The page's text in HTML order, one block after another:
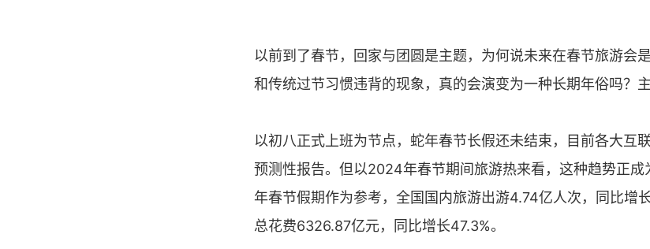
以前到了春节，回家与团圆是主题，为何说未来在春节旅游会
和传统过节习惯违背的现象，真的会演变为一种长期年俗吗？
以初八正式上班为节点，蛇年春节长假还未结束，目前各大互
预测性报告。但以2024年春节期间旅游热来看，这种趋势正成
年春节假期作为参考，全国国内旅游出游4.74亿人次，同比增
总花费6326.87亿元，同比增长47.3%。